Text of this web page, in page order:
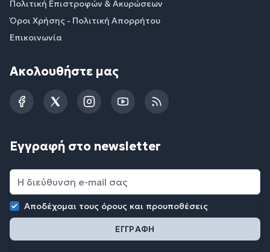
Πολιτική Επιστροφών & Ακυρώσεων
Όροι Χρήσης - Πολιτική Απορρήτου
Επικοινωνία
Ακολουθήστε μας
FacebookTwitterInstagramYouTubeRSS
Εγγραφή στο newsletter
Αποδέχομαι τους όρους και προυποθέσεις